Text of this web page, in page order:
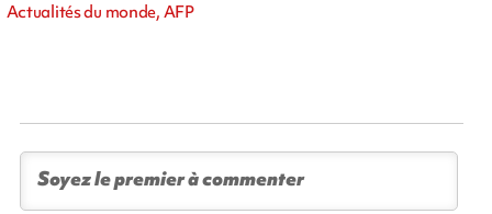
Actualités du monde, AFP